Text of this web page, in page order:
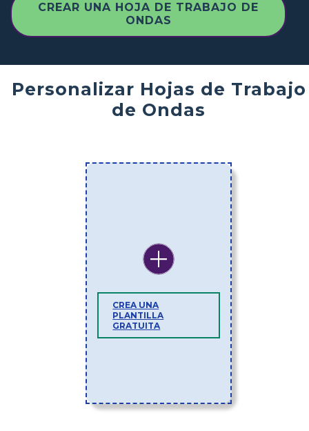
CREAR UNA HOJA DE TRABAJO DE
ONDAS
Personalizar Hojas de Trabajo
de Ondas
CREA UNA
PLANTILLA
GRATUITA